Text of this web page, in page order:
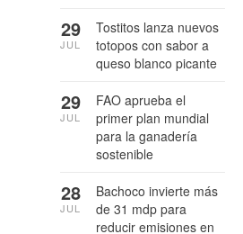
Tostitos lanza nuevos
totopos con sabor a
queso blanco picante
29
JUL
FAO aprueba el
primer plan mundial
para la ganadería
sostenible
29
JUL
Bachoco invierte más
de 31 mdp para
reducir emisiones en
28
JUL